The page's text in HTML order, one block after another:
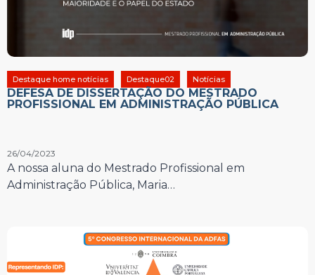
Destaque home notícias Destaque02 Notícias
DEFESA DE DISSERTAÇÃO DO MESTRADO
PROFISSIONAL EM ADMINISTRAÇÃO PÚBLICA
26/04/2023
A nossa aluna do Mestrado Profissional em
Administração Pública, Maria…